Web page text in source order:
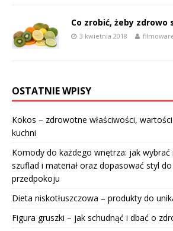
Co zrobić, żeby zdrowo
3 kwietnia 2018
OSTATNIE WPISY
Kokos – zdrowotne właściwości,
kuchni
Komody do każdego wnętrza: jak wybrać
szuflad i materiał oraz dopasować styl
przedpokoju
Dieta niskotłuszczowa – produkty do
Figura gruszki – jak schudnąć i dbać o